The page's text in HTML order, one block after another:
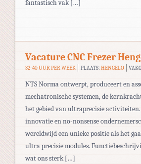
fantastisch vak […]
Vacature CNC Frezer
32-40 UUR PER WEEK PLAATS: HENGELO
NTS Norma ontwerpt, produceert en
mechatronische systemen, de
het gebied van ultraprecisie
innovatie en no-nonsense
wereldwijd een unieke positie als het
ultra precisie modules.
wat ons sterk […]